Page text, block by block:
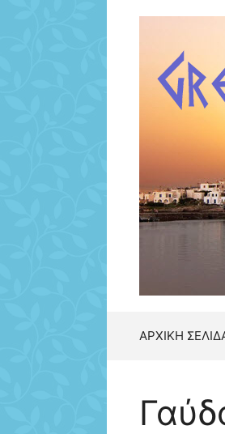
ΑΡΧΙΚΗ